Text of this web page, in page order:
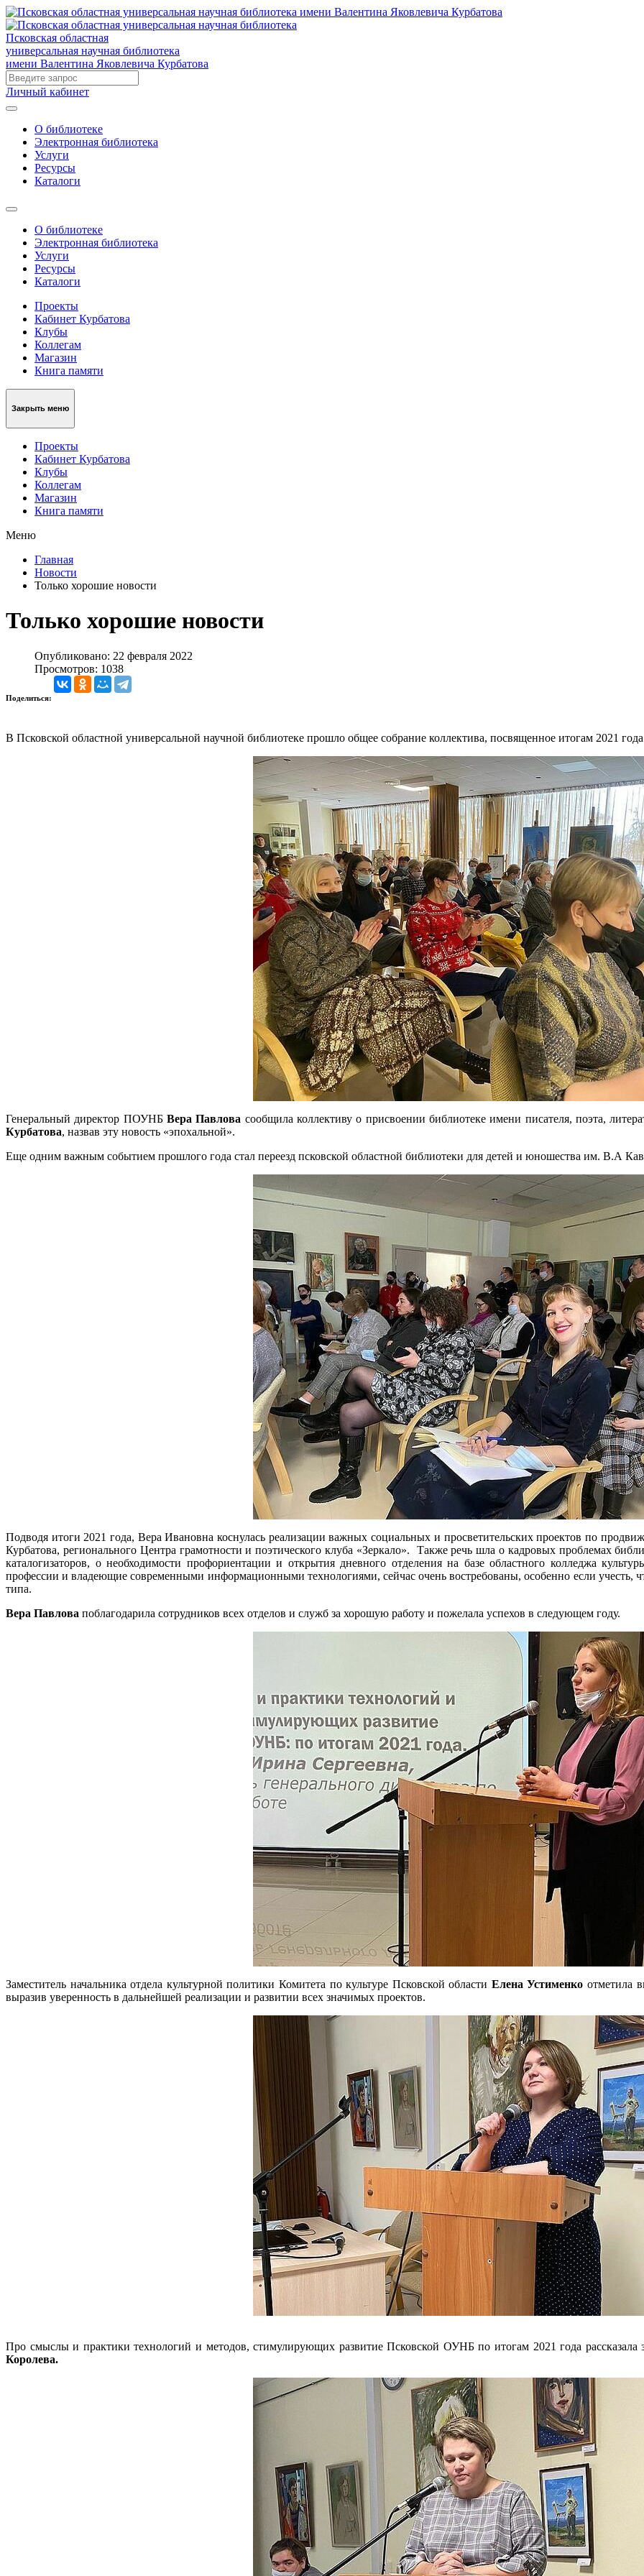
Псковская областная
универсальная научная библиотека
имени Валентина Яковлевича Курбатова
Личный кабинет
О библиотеке
Электронная библиотека
Услуги
Ресурсы
Каталоги
О библиотеке
Электронная библиотека
Услуги
Ресурсы
Каталоги
Проекты
Кабинет Курбатова
Клубы
Коллегам
Магазин
Книга памяти
Закрыть меню
Проекты
Кабинет Курбатова
Клубы
Коллегам
Магазин
Книга памяти
Меню
Главная
Новости
Только хорошие новости
Только хорошие новости
Опубликовано: 22 февраля 2022
Просмотров: 1038
Поделиться:
В Псковской областной универсальной научной библиотеке прошло общее собрание коллектива, посвященное итогам 2021
Генеральный директор ПОУНБ Вера Павлова сообщила коллективу о присвоении библиотеке имени писателя, поэта,
Курбатова, назвав эту новость «эпохальной».
Еще одним важным событием прошлого года стал переезд псковской областной библиотеки для детей и юношества им. В.А
Подводя итоги 2021 года, Вера Ивановна коснулась реализации важных социальных и просветительских проектов по
Курбатова, регионального Центра грамотности и поэтического клуба «Зеркало». Также речь шла о кадровых проблемах
каталогизаторов, о необходимости профориентации и открытия дневного отделения на базе областного колледжа
профессии и владеющие современными информационными технологиями, сейчас очень востребованы, особенно если учесть,
типа.
Вера Павлова поблагодарила сотрудников всех отделов и служб за хорошую работу и пожелала успехов в следующем году.
Заместитель начальника отдела культурной политики Комитета по культуре Псковской области Елена Устименко отметила
выразив уверенность в дальнейшей реализации и развитии всех значимых проектов.
Про смыслы и практики технологий и методов, стимулирующих развитие Псковской ОУНБ по итогам 2021 года рассказала
Королева.